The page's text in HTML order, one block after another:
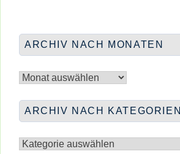
ARCHIV NACH MONATEN
nach
ARCHIV NACH KATEGORIEN
nach